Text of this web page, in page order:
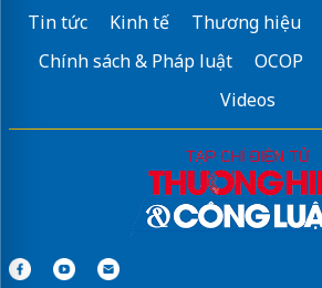
Tin tức Kinh tế Thương hiệu
Chính sách & Pháp luật
OCOP
Videos